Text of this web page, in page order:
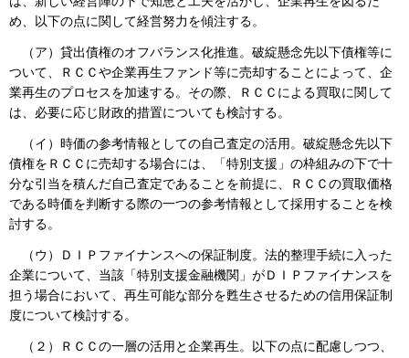
め、以下の点に関して経営努力を傾注する。
（ア）貸出債権のオフバランス化推進。破綻懸念先以下債権等に
ついて、ＲＣＣや企業再生ファンド等に売却することによって、企
業再生のプロセスを加速する。その際、ＲＣＣによる買取に関して
は、必要に応じ財政的措置についても検討する。
（イ）時価の参考情報としての自己査定の活用。破綻懸念先以下
債権をＲＣＣに売却する場合には、「特別支援」の枠組みの下で十
分な引当を積んだ自己査定であることを前提に、ＲＣＣの買取価格
である時価を判断する際の一つの参考情報として採用することを検
討する。
（ウ）ＤＩＰファイナンスへの保証制度。法的整理手続に入った
企業について、当該「特別支援金融機関」がＤＩＰファイナンスを
担う場合において、再生可能な部分を甦生させるための信用保証制
度について検討する。
（２）ＲＣＣの一層の活用と企業再生。以下の点に配慮しつつ、